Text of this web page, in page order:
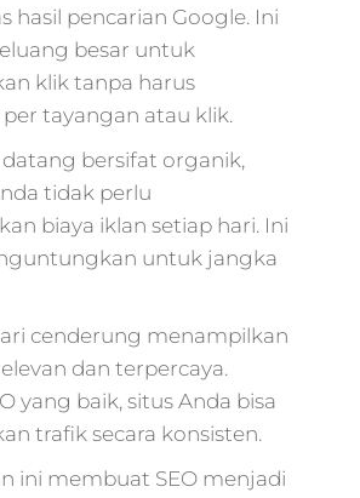
hasil pencarian Google. Ini
besar untuk
klik tanpa harus
tayangan atau klik.
bersifat organik,
tidak perlu
biaya iklan setiap hari. Ini
untuk jangka
cenderung menampilkan
dan terpercaya.
yang baik, situs Anda bisa
trafik secara konsisten.
ini membuat SEO menjadi